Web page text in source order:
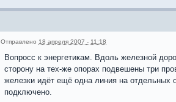
Отправлено 18 апреля 2007 - 11:18
Вопросс к энергетикам. Вдоль железной
сторону на тех-же опорах подвешены три
железки идёт ещё одна линия на отдельных
подключено.